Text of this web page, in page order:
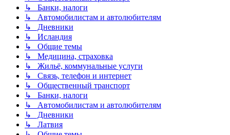
↳ Банки, налоги
↳ Автомобилистам и автолюбителям
↳ Дневники
↳ Исландия
↳ Общие темы
↳ Медицина, страховка
↳ Жильё, коммунальные услуги
↳ Связь, телефон и интернет
↳ Общественный транспорт
↳ Банки, налоги
↳ Автомобилистам и автолюбителям
↳ Дневники
↳ Латвия